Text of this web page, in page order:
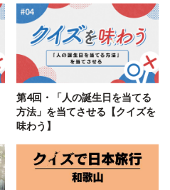
第4回・「人の誕生日を当てる
方法」を当てさせる【クイズを
味わう】